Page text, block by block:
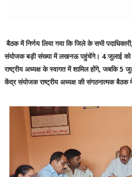
बैठक में निर्णय लिया गया कि जिले के सभी
संयोजक बड़ी संख्या में लखनऊ पहुंचेंगे। 4 जुलाई को
राष्ट्रीय अध्यक्ष के स्वागत में शामिल होंगे, जबकि 5
केंद्र संयोजक राष्ट्रीय अध्यक्ष की संगठनात्मक बैठक